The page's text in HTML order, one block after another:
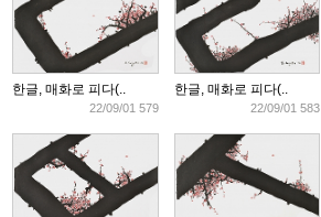
한글, 매화로 피다(..
22/09/01 579
한글, 매화로 피다(..
22/09/01 583